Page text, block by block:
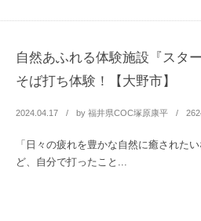
自然あふれる体験施設『スタ
そば打ち体験！【大野市】
2024.04.17 by 福井県COC塚原康平
「日々の疲れを豊かな自然に癒された
ど、自分で打ったこと...